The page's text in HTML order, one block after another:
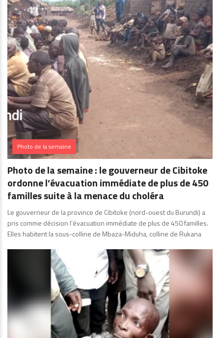
Photo de la semaine
Photo de la semaine : le gouverneur de Cibitoke
ordonne l’évacuation immédiate de plus de 450
familles suite à la menace du choléra
Le gouverneur de la province de Cibitoke (nord-ouest du Burundi) a
pris comme décision l’évacuation immédiate de plus de 450 familles.
Elles habitent la sous-colline de Mbaza-Miduha, colline de Rukana